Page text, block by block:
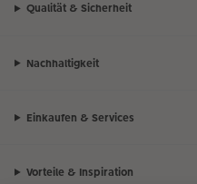
Qualität & Sicherheit
Nachhaltigkeit
Einkaufen & Services
Vorteile & Inspiration